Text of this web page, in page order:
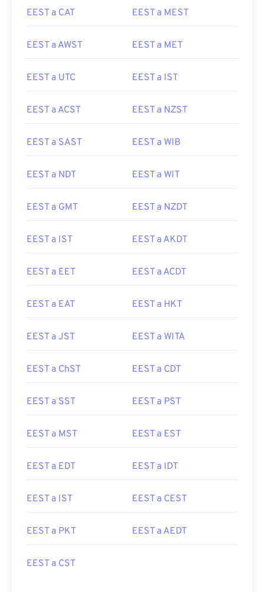
EEST a CAT EEST a MEST
EEST a AWST EEST a MET
EEST a UTC EEST a IST
EEST a ACST EEST a NZST
EEST a SAST EEST a WIB
EEST a NDT EEST a WIT
EEST a GMT EEST a NZDT
EEST a IST EEST a AKDT
EEST a EET EEST a ACDT
EEST a EAT EEST a HKT
EEST a JST EEST a WITA
EEST a ChST EEST a CDT
EEST a SST EEST a PST
EEST a MST EEST a EST
EEST a EDT EEST a IDT
EEST a IST EEST a CEST
EEST a PKT EEST a AEDT
EEST a CST